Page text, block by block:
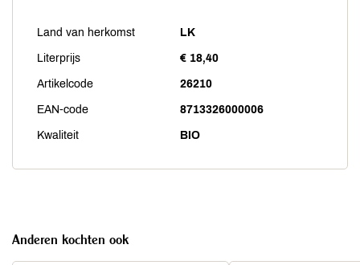
Land van herkomst LK
Literprijs € 18,40
Artikelcode 26210
EAN-code 8713326000006
Kwaliteit BIO
Anderen kochten ook